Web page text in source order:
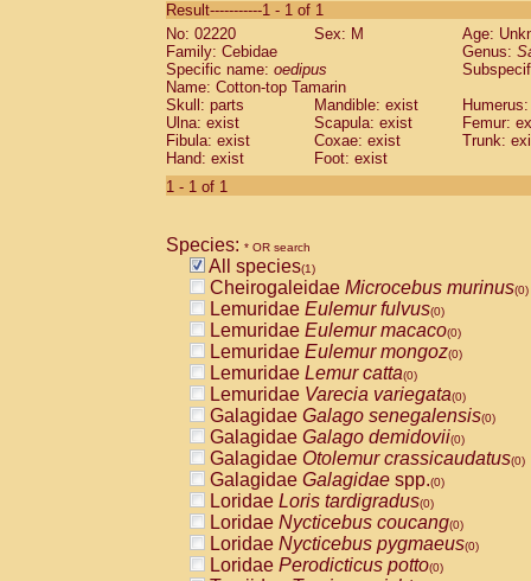
CebidaeSaguinus labiatus(0)
Cebidae Saguinus leucopus (0)
Cebidae
CebidaeSaguinus mystax
Cebidae Saguinus nigricollis (0)
Cebidae Saguinus oedipus
Cebidae Saguinus weddelli
Cebidae Saguinusspp.
Cebidae
CebidaeCebus capucinus
CebidaeCebus nigrivittatus
CebidaeCebus spp.(0)
CebidaeSaimiri boliviensis(0)
CebidaeSaimiri sciureus(0)
AtelidaeAlouatta caraya(0)
AtelidaeAlouatta fusca(0)
AtelidaeAlouatta seniculus(0)
AtelidaeAlouattaspp.(0)
AtelidaeAteles belzebuth(0)
AtelidaeAteles geoffroyi(0)
AtelidaeAteles paniscus(0)
AtelidaeAtelesspp.(0)
AtelidaeLagothrix lagothricha(0)
AtelidaeLagothrix lagothricha cana
PitheciidaeCacajao calvus
Result-----------1 - 1 of 1
No: 02220
Sex: M
Age:
Family: Cebidae
Genus:
Specific name: oedipus
Name: Cotton-top Tamarin
Skull: parts
Mandible: exist
Ulna: exist
Scapula: exist
Femur:
Fibula: exist
Coxae: exist
Trunk:
Hand: exist
Foot: exist
1 - 1 of 1
Species: * OR search
All species(1)
Cheirogaleidae Microcebus murinus(0)
Lemuridae Eulemur fulvus(0)
Lemuridae Eulemur macaco(0)
Lemuridae Eulemur mongoz(0)
Lemuridae Lemur catta(0)
Lemuridae Varecia variegata(0)
Galagidae Galago senegalensis(0)
Galagidae Galago demidovii(0)
Galagidae Otolemur crassicaudatus(0)
Galagidae Galagidae spp.(0)
Loridae Loris tardigradus(0)
Loridae Nycticebus coucang(0)
Loridae Nycticebus pygmaeus(0)
Loridae Perodicticus potto(0)